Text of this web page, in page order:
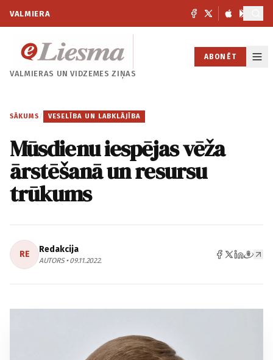
VALMIERA
VALMIERAS UNVIDZEMES ZIŅAS
ABONĒT
SĀKUMS / VESELĪBA UN LABKLĀJĪBA
Mūsdienu iespējas vēža
ārstēšanā un resursu
trūkums
RE Redakcija
AUTORS • 09.11.2022.